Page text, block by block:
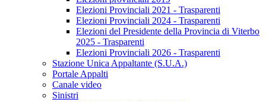
Elezioni Provinciali 2021 - Trasparenti
Elezioni Provinciali 2024 - Trasparenti
Elezioni del Presidente della Provincia di Viterbo
2025 - Trasparenti
Elezioni Provinciali 2026 - Trasparenti
Stazione Unica Appaltante (S.U.A.)
Portale Appalti
Canale video
Sinistri